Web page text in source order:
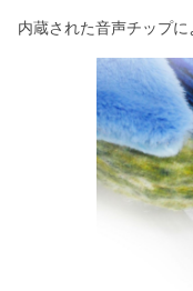
内蔵された音声チップ